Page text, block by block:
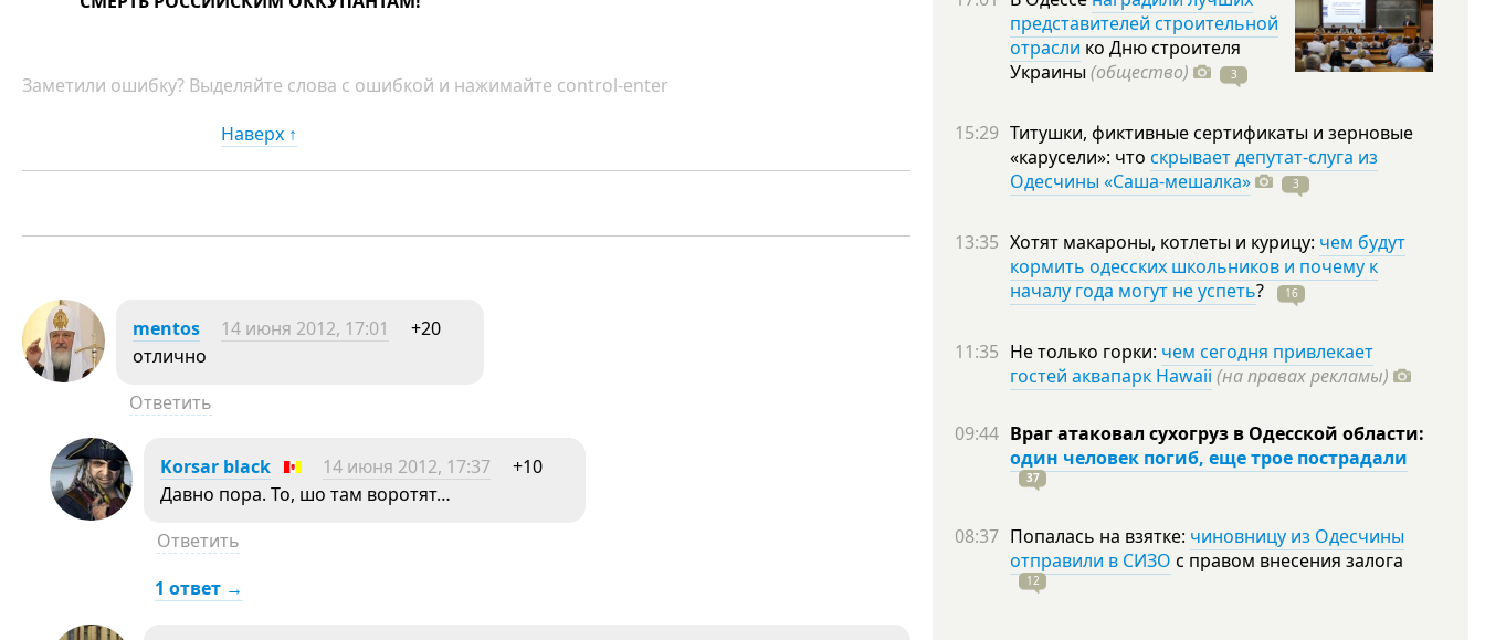
Заметили ошибку? Выделяйте слова с ошибкой и нажимайте control-enter
Наверх ↑
mentos 14 июня 2012, 17:01
+20
отлично
Ответить
Korsar black 14 июня 2012, 17:37
+10
Давно пора. То, шо там воротят…
Ответить
1 ответ →
представителей строительной
отрасли ко Дню строителя
Украины (общество) 3
15:29 Титушки, фиктивные сертификаты и зерновые
«карусели»: что скрывает депутат-слуга из
Одесчины «Саша-мешалка»
3
13:35 Хотят макароны, котлеты и курицу: чем будут
кормить одесских школьников и почему к
началу года могут не успеть? 16
11:35 Не только горки: чем сегодня привлекает
гостей аквапарк Hawaii (на правах рекламы)
09:44 Враг атаковал сухогруз в Одесской области:
один человек погиб, еще трое пострадали
37
08:37 Попалась на взятке: чиновницу из Одесчины
отправили в СИЗО с правом внесения залога
12